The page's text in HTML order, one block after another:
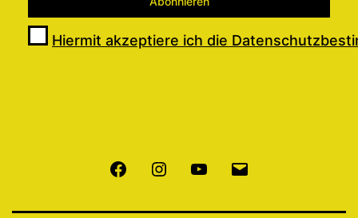
Hiermit akzeptiere ich die
FacebookInstagramYoutube